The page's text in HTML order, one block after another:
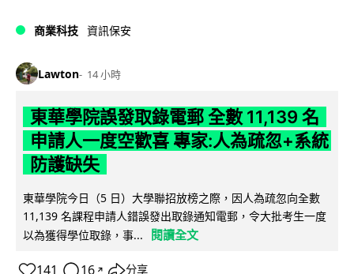
商業科技 資訊保安
Lawton 14 小時
東華學院誤發取錄電郵 全數 11,139 名
申請人一度空歡喜 專家:人為疏忽+系統
防護缺失
東華學院今日（5 日）大學聯招放榜之際，因人為疏忽向全數
11,139 名課程申請人錯誤發出取錄通知電郵，令大批考生一度
以為獲得學位取錄，事...
閱讀全文
↗ 分享